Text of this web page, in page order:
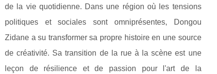
de la vie quotidienne. Dans une région où les tensions
politiques et sociales sont omniprésentes, Dongou
Zidane a su transformer sa propre histoire en une source
de créativité. Sa transition de la rue à la scène est une
leçon de résilience et de passion pour l'art de la